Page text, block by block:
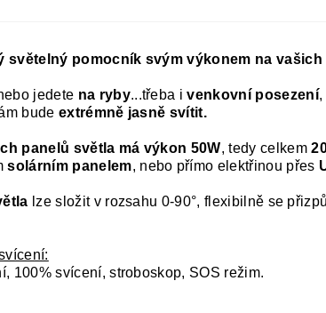
světelný pomocník svým výkonem na vašich
jedete na ryby...třeba ivenkovní posezení,
bude extrémně jasně svítit.
panelů světla má výkon 50W, tedy celkem
solárním panelem, nebo přímo elektřinou přes
lze složit v rozsahu 0-90°, flexibilně se
100% svícení, stroboskop, SOS režim.